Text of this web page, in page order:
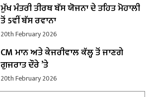
ਮੁੱਖ ਮੰਤਰੀ ਤੀਰਥ ਬੱਸ ਯੋਜਨਾ ਦੇ ਤਹਿਤ ਮੋਹਾਲੀ
ਤੋਂ 5ਵੀਂ ਬੱਸ ਰਵਾਨਾ
20th February 2026
CM ਮਾਨ ਅਤੇ ਕੇਜਰੀਵਾਲ ਕੱਲ੍ਹ ਤੋਂ ਜਾਣਗੇ
ਗੁਜਰਾਤ ਦੌਰੇ ’ਤੇ
20th February 2026